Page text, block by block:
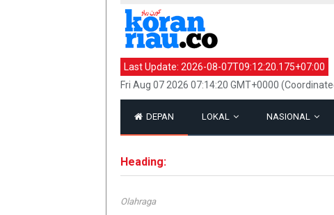
Last Update: 2026-08-07T09:12:20.175+07:00
Fri Aug 07 2026 07:14:20 GMT+0000
DEPAN LOKAL NASIONAL
Heading:
Olahraga